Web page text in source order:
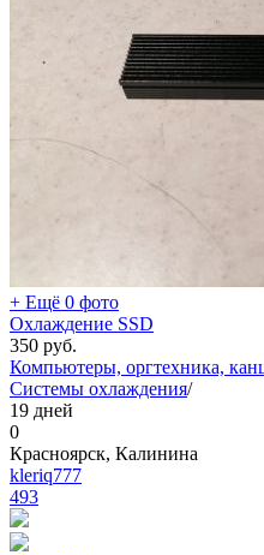
+ Ещё 0 фото
Охлаждение SSD
350 руб.
Компьютеры, оргтехника,
Системы охлаждения/
19 дней
0
Красноярск, Калинина
kleriq777
493